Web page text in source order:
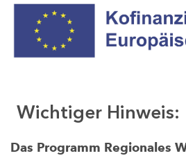
Wichtiger Hinweis:
Das Programm Regionales